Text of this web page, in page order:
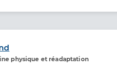
physique et réadaptation
santé